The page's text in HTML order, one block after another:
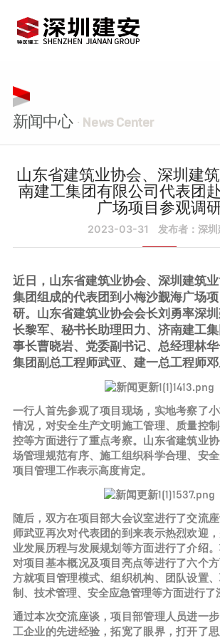
新闻中心 · News Center
山东省建筑业协会、深圳建
南建工集团有限公司代表团
广场项目参观调
2023-03-31 发布者：深
近日，山东省建筑业协会、深圳建筑
集团组成的代表团到小梅沙觐海广场
研。山东省建筑业协会会长刘勇率深
长黎军、秘书长助理田力、济南建工
事长曹晓岩、党委副书记、总经理林华
集团副总工程师武亚、建一总工程师邓
一行人首先参观了项目现场，实地考察了
情况，对安全生产文明施工管理、质量控
控等方面进行了重点考察。山东省建筑业
场管理规范有序、施工组织科学合理、安
项目管理工作表示高度肯定。
随后，双方在项目部大会议室进行了交流
师武亚再次对代表团的到来表示热烈欢迎
业发展历程与发展规划等方面进行了介绍
对项目基本概况及项目亮点等进行了六个
方就项目管理模式、组织机构、团队设置
制、技术管理、安全应急管理等方面进行了
通过本次交流座谈，项目部管理人员进一
工企业的先进经验，拓宽了眼界，打开了